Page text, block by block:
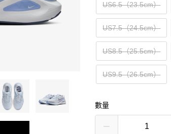
US6.5（23.5cm）
US7.5（24.5cm）
US8.5（25.5cm）
US9.5（26.5cm）
數量